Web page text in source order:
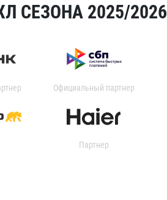
СЕЗОНА 2025/2026
Официальный партнер
Партнер